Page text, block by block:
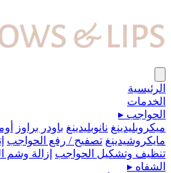
الرئيسية
الخدمات
الحواجب ▸
ميكروبلیدينغ نانوبليدينغ باودر براوز
مايكروشيدينغ تصفيح / رفع الحواجب
تنظيف وتشكيل الحواجب إزالة وشم
الشفاه ▸